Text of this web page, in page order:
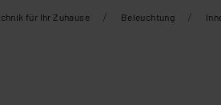
für Ihr Zuhause / Beleuchtung /